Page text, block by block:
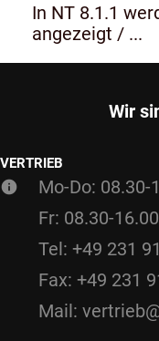
In NT 8.1.1
angezeigt / ...
Wir
VERTRIEB
Mo-Do: 08.30-
Fr: 08.30-
Tel: +49 231
Fax: +49 231
Mail: